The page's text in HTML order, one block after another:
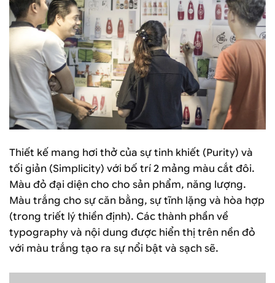
Thiết kế mang hơi thở của sự tinh khiết (Purity) và
tối giản (Simplicity) với bố trí 2 mảng màu cắt đôi.
Màu đỏ đại diện cho cho sản phẩm, năng lượng.
Màu trắng cho sự căn bằng, sự tĩnh lặng và hòa hợp
(trong triết lý thiền định). Các thành phần về
typography và nội dung được hiển thị trên nền đỏ
với màu trắng tạo ra sự nổi bật và sạch sẽ.